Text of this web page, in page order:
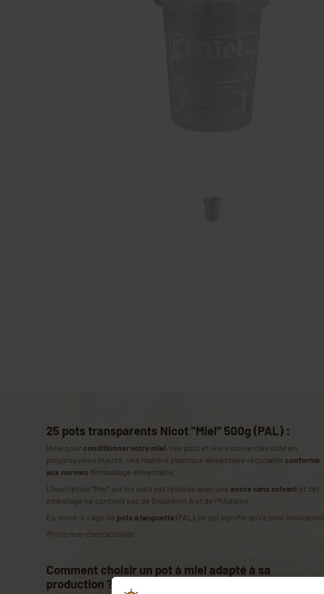
25 pots transparents Nicot "Miel" 500g (PAL) :
Idéal pour conditionner votre miel, ces pots et leurs couvercles sont en
polypropylene injecté, une matière plastique alimentaire recyclable conforme
aux normes d’emballage alimentaire.
L’inscription “Miel” sur les pots est réalisée avec une encre sans solvant et cet
emballage ne contient pas de Bisphénol A et de Phtalates.
En outre, il s'agit de pots à languette (PAL), ce qui signifie qu'ils sont inviolables.
Photo non-contractuelle
Comment choisir un pot à miel adapté à sa
production ?